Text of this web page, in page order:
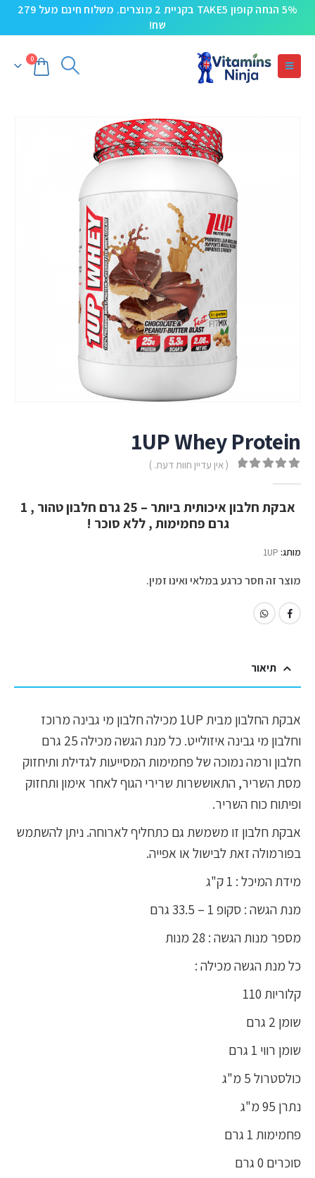
5% הנחה קופון TAKE5 בקניית 2 מוצרים. משלוח חינם מעל 279
שח!
0
1UP Whey Protein
( אין עדיין חוות דעת. )
אבקת חלבון איכותית ביותר – 25 גרם חלבון טהור , 1
גרם פחמימות , ללא סוכר !
מותג: 1UP
מוצר זה חסר כרגע במלאי ואינו זמין.
תיאור
אבקת החלבון מבית 1UP מכילה חלבון מי גבינה מרוכז
וחלבון מי גבינה איזולייט. כל מנת הגשה מכילה 25 גרם
חלבון ורמה נמוכה של פחמימות המסייעות לגדילת ותיחזוק
מסת השריר, התאוששרות שרירי הגוף לאחר אימון ותחזוק
ופיתוח כוח השריר.
אבקת חלבון זו משמשת גם כתחליף לארוחה. ניתן להשתמש
בפורמולה זאת לבישול או אפייה.
מידת המיכל : 1 ק"ג
מנת הגשה : סקופ 1 – 33.5 גרם
מספר מנות הגשה : 28 מנות
כל מנת הגשה מכילה :
קלוריות 110
שומן 2 גרם
שומן רווי 1 גרם
כולסטרול 5 מ"ג
נתרן 95 מ"ג
פחמימות 1 גרם
סוכרים 0 גרם